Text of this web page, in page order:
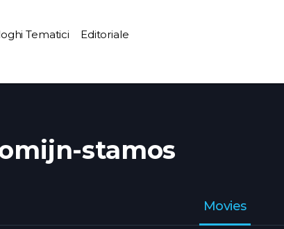
Tematici Editoriale
stamos
Movies